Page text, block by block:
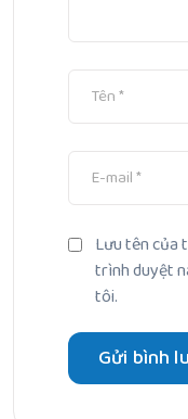
Lưu tên của
trình duyệt
tôi.